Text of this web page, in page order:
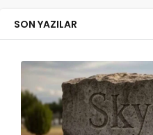
SON YAZILAR